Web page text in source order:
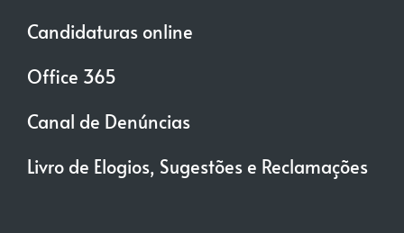
Candidaturas online
Office 365
Canal de Denúncias
Livro de Elogios, Sugestões e Reclamações